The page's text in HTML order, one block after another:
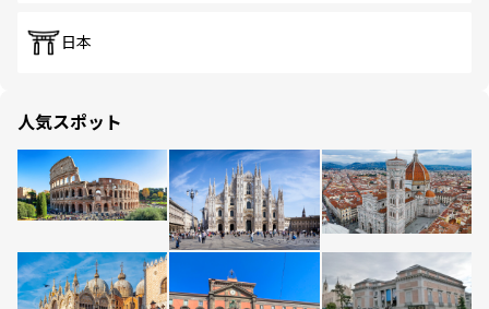
日本
人気スポット